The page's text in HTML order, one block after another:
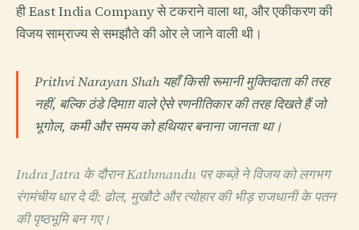
ही East India Company से टकराने वाला था, और एकीकरण की
विजय साम्राज्य से समझौते की ओर ले जाने वाली थी।
Prithvi Narayan Shah यहाँ किसी रूमानी मुक्तिदाता की तरह
नहीं, बल्कि ठंडे दिमाग़ वाले ऐसे रणनीतिकार की तरह दिखते हैं जो
भूगोल, कमी और समय को हथियार बनाना जानता था।
Indra Jatra के दौरान Kathmandu पर कब्ज़े ने विजय को लगभग
रंगमंचीय धार दे दी: ढोल, मुखौटे और त्योहार की भीड़ राजधानी के पतन
की पृष्ठभूमि बन गए।